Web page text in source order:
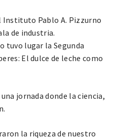
Instituto Pablo A. Pizzurno
de industria.
tuvo lugar la Segunda
El dulce de leche como
jornada donde la ciencia,
la riqueza de nuestro